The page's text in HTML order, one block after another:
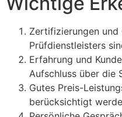
Zertifizierungen
Prüfdienstleisters
Erfahrung und
Aufschluss über die
Gutes Preis-
berücksichtigt